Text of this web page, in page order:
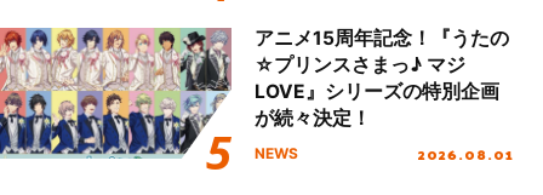
アニメ15周年記念！『うたの
☆プリンスさまっ♪ マジ
LOVE』シリーズの特別企画
が続々決定！
NEWS 2026.08.01